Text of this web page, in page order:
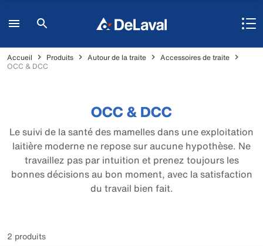
Accueil Produits Autour de la traite
Accessoires de traite
OCC & DCC
OCC & DCC
Le suivi de la santé des mamelles dans une exploitation
laitière moderne ne repose sur aucune hypothèse. Ne
travaillez pas par intuition et prenez toujours les
bonnes décisions au bon moment, avec la satisfaction
du travail bien fait.
2 produits